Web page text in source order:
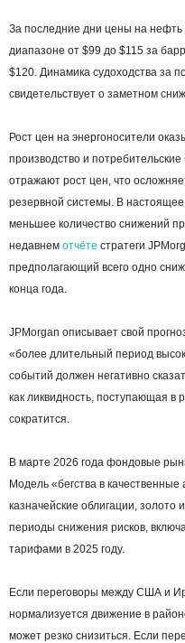
За последние дни цены на нефть
диапазоне от $99 до $115 за
$120. Динамика судоходства за
свидетельствует о заметном
Рост цен на энергоносители
производство и
отражают рост цен, что
резервной системы. В
меньшее количество снижений
недавнем отчёте стратеги
предполагающий всего одно
конца года.
JPMorgan описывает свой
«более длительный период
событий должен негативно
как ликвидность, поступающая в
сократится.
В марте 2026 года фондовые
Модель «бегства в качественные
казначейские облигации,
периоды снижения рисков,
тарифами в 2025 году.
Если переговоры между США и
нормализуется движение в
может резко снизиться. Если